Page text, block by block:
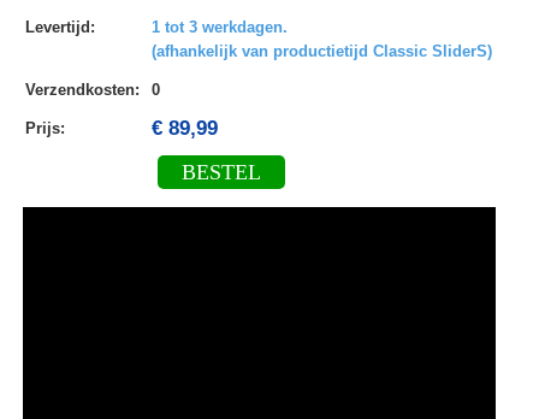
Levertijd :
1 tot 3 werkdagen.
(afhankelijk van productietijd Classic SliderS)
Verzendkosten: 0
Prijs: € 89,99
BESTEL